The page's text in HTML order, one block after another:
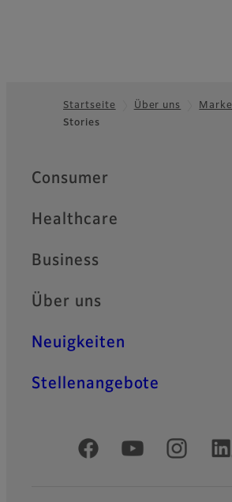
Footer
Startseite Über uns Marke
Stories
Quick Links
Consumer
Healthcare
Business
Über uns
Neuigkeiten
Stellenangebote
Offizielle soziale Medien